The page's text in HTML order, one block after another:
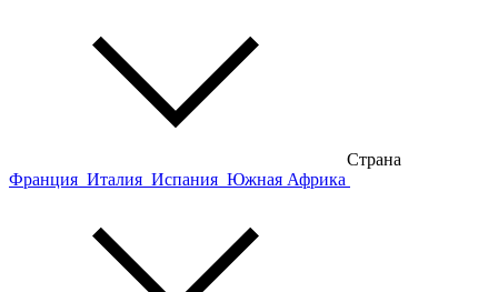
Страна
Франция Италия Испания Южная Африка